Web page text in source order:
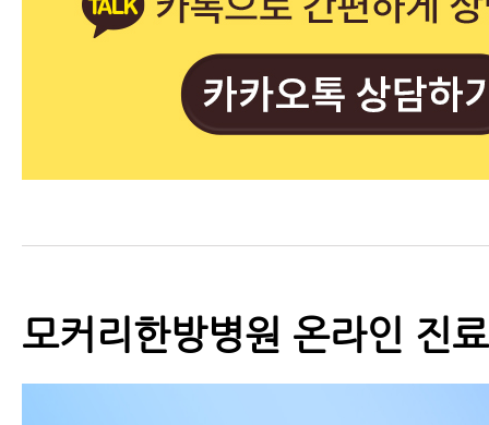
모커리한방병원 온라인 진